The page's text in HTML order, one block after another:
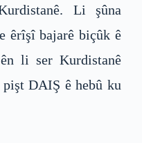
Li şûna
êrîşî bajarê biçûk ê
li ser Kurdistanê
DAIŞ ê hebû ku